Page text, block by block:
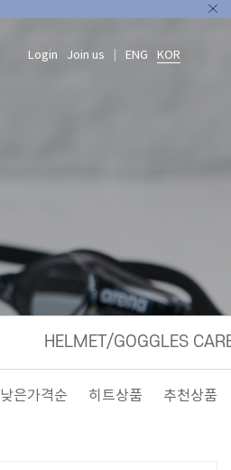
Login Join us ENG KOR
HELMET/GOGGLES
낮은가격순 히트상품 추천상품